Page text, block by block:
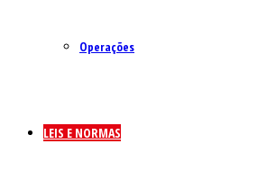
Operações
LEIS E NORMAS